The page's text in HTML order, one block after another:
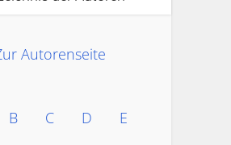
Autorenseite
B C D E